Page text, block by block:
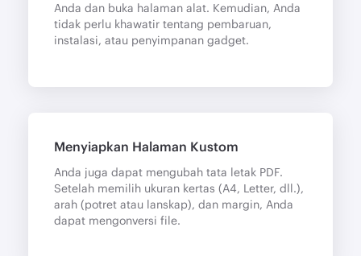
Anda dan buka halaman alat. Kemudian, Anda
tidak perlu khawatir tentang pembaruan,
instalasi, atau penyimpanan gadget.
Menyiapkan Halaman Kustom
Anda juga dapat mengubah tata letak PDF.
Setelah memilih ukuran kertas (A4, Letter, dll.),
arah (potret atau lanskap), dan margin, Anda
dapat mengonversi file.